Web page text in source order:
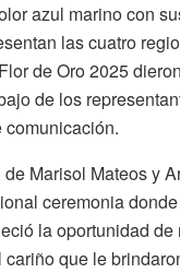
azul marino con
las cuatro
de Oro 2025
de los
Marisol Mateos y
ceremonia
la oportunidad de
que le